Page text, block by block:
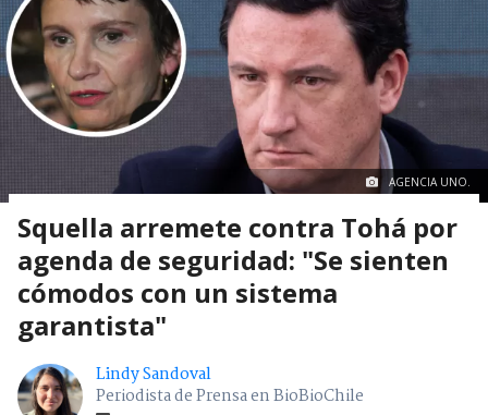
AGENCIA UNO.
Squella arremete contra Tohá por
agenda de seguridad: "Se sienten
cómodos con un sistema
garantista"
Lindy Sandoval
Periodista de Prensa en BioBioChile